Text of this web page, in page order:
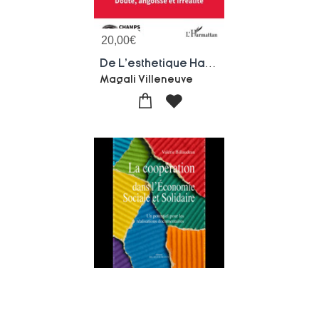
20,00€
Magali Villeneuve